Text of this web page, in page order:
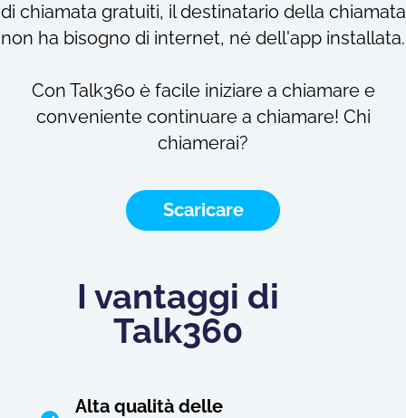
di chiamata gratuiti, il destinatario della chiamata
non ha bisogno di internet, né dell'app installata.
Con Talk360 è facile iniziare a chiamare e
conveniente continuare a chiamare! Chi
chiamerai?
Scaricare
I vantaggi di
Talk360
Alta qualità delle